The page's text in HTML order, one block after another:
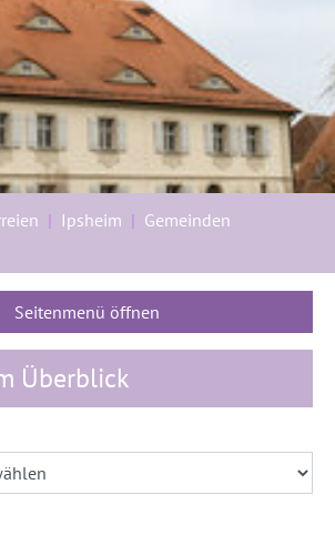
Ipsheim
Gemeinden
Seitenmenü öffnen
Überblick